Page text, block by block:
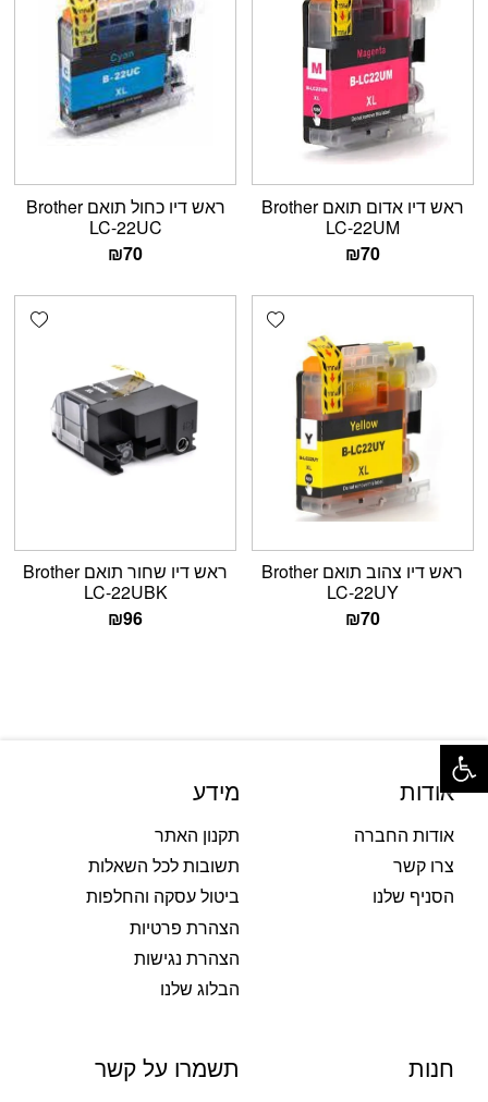
ראש דיו אדום תואם Brother
LC-22UM
₪70
ראש דיו כחול תואם Brother
LC-22UC
₪70
Add wishlist
ראש דיו צהוב תואם Brother
LC-22UY
₪70
ראש דיו שחור תואם Brother
LC-22UBK
₪96
אודות
אודות החברה
צרו קשר
הסניף שלנו
מידע
תקנון האתר
תשובות לכל השאלות
ביטול עסקה והחלפות
הצהרת פרטיות
הצהרת נגישות
הבלוג שלנו
חנות תשמרו על קשר
פתח סרגל נגישות